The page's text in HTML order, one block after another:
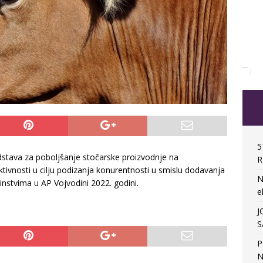
za poboljšanje stočarske proizvodnje na
u cilju podizanja konurentnosti u smislu dodavanja
u AP Vojvodini 2022. godini.